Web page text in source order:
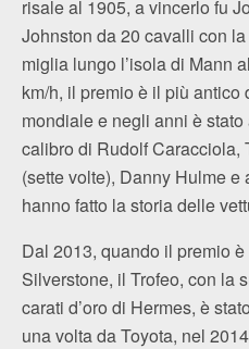
risale al 1905, a vincerlo fu
Johnston da 20 cavalli con
miglia lungo l’isola di Mann
km/h, il premio è il più
mondiale e negli anni è
calibro di Rudolf Caracciola,
(sette volte), Danny Hulme
hanno fatto la storia delle
Dal 2013, quando il premio
Silverstone, il Trofeo, con la
carati d’oro di Hermes, è
una volta da Toyota, nel